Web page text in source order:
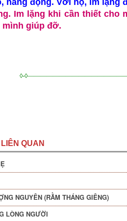
năng động. Với họ, im lặng
Im lặng khi cần thiết
giúp đỡ.
◊-
QUAN
NGUYÊN (RẰM THÁNG GIÊNG)
LÒNG NGƯỜI